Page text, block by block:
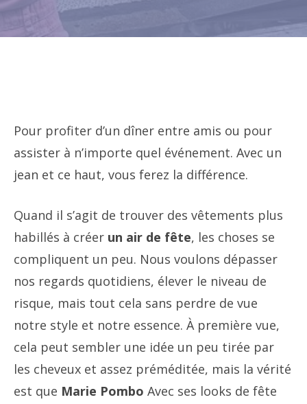
Pour profiter d’un dîner entre amis ou pour
assister à n’importe quel événement. Avec un
jean et ce haut, vous ferez la différence.
Quand il s’agit de trouver des vêtements plus
habillés à créer un air de fête, les choses se
compliquent un peu. Nous voulons dépasser
nos regards quotidiens, élever le niveau de
risque, mais tout cela sans perdre de vue
notre style et notre essence. À première vue,
cela peut sembler une idée un peu tirée par
les cheveux et assez préméditée, mais la vérité
est que Marie Pombo Avec ses looks de fête